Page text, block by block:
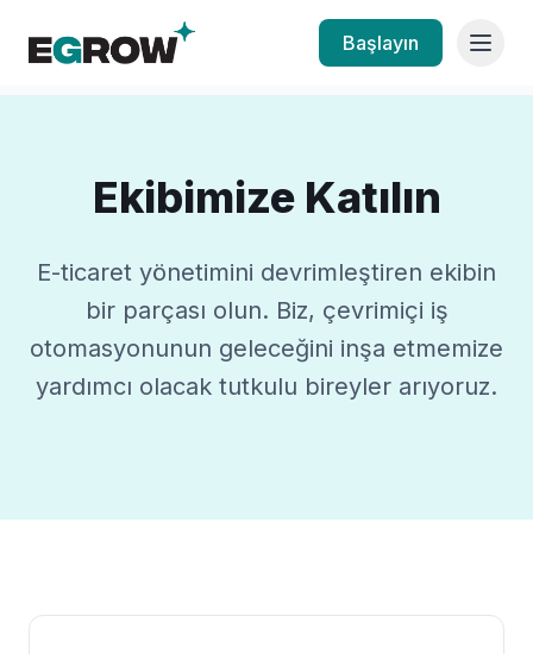
Başlayın
Ekibimize Katılın
E-ticaret yönetimini devrimleştiren ekibin
bir parçası olun. Biz, çevrimiçi iş
otomasyonunun geleceğini inşa etmemize
yardımcı olacak tutkulu bireyler arıyoruz.